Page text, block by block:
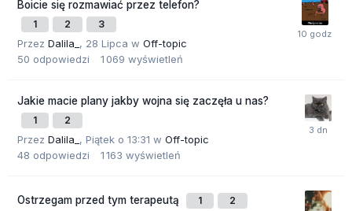
Boicie się rozmawiać przez telefon?
1 2 3
Przez Dalila_ , 28 Lipca w Off-topic
50 odpowiedzi 1 069 wyświetleń
Jakie macie plany jakby wojna się zaczęła u nas?
1 2
Przez Dalila_ , Piątek o 13:31 w Off-topic
48 odpowiedzi 1 163 wyświetleń
Ostrzegam przed tym terapeutą 1 2